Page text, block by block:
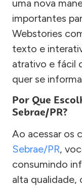
uma nova
importantes
Webstories
texto e
atrativo e fácil
quer se
Por Que
Sebrae/PR?
Ao acessar os
Sebrae/PR,
consumindo
alta qualidade,